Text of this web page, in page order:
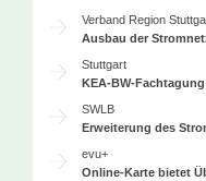
Verband Region
Ausbau der
Stuttgart
KEA-BW-
SWLB
Erweiterung des
evu+
Online-Karte bietet